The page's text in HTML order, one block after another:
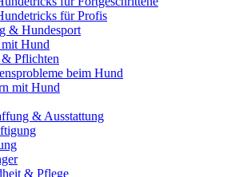
für Profis
& Hundesport
Hund
& Pflichten
beim Hund
mit Hund
& Ausstattung
& Pflege